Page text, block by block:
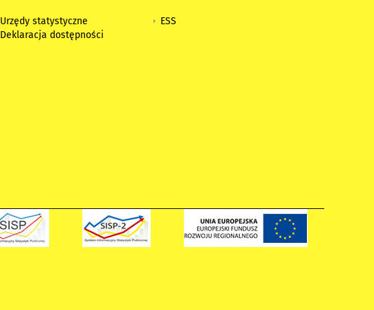
Urzędy statystyczne
Deklaracja dostępności
ESS